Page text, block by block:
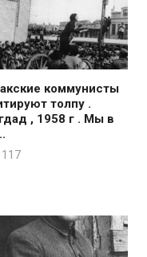
коммунисты
толпу .
, 1958 г . Мы в
117